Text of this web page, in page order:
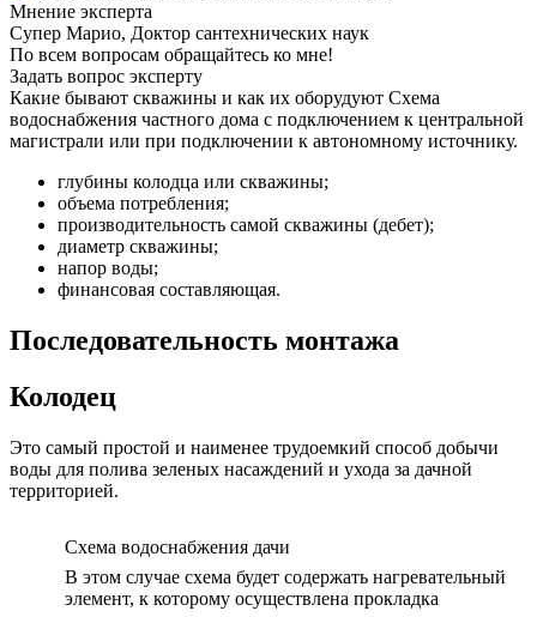
Мнение эксперта
Супер Марио, Доктор сантехнических наук
По всем вопросам обращайтесь ко мне!
Задать вопрос эксперту
Какие бывают скважины и как их оборудуют Схема
водоснабжения частного дома с подключением к центральной
магистрали или при подключении к автономному источнику.
глубины колодца или скважины;
объема потребления;
производительность самой скважины (дебет);
диаметр скважины;
напор воды;
финансовая составляющая.
Последовательность монтажа
Колодец
Это самый простой и наименее трудоемкий способ добычи
воды для полива зеленых насаждений и ухода за дачной
территорией.
Схема водоснабжения дачи
В этом случае схема будет содержать нагревательный
элемент, к которому осуществлена прокладка